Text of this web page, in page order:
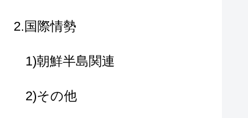
2.国際情勢
1)朝鮮半島関連
2)その他